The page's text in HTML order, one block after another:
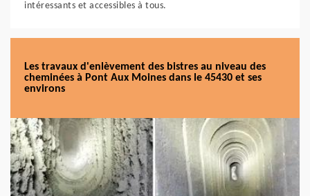
intéressants et accessibles à tous.
Les travaux d'enlèvement des bistres au niveau des
cheminées à Pont Aux Moines dans le 45430 et ses
environs